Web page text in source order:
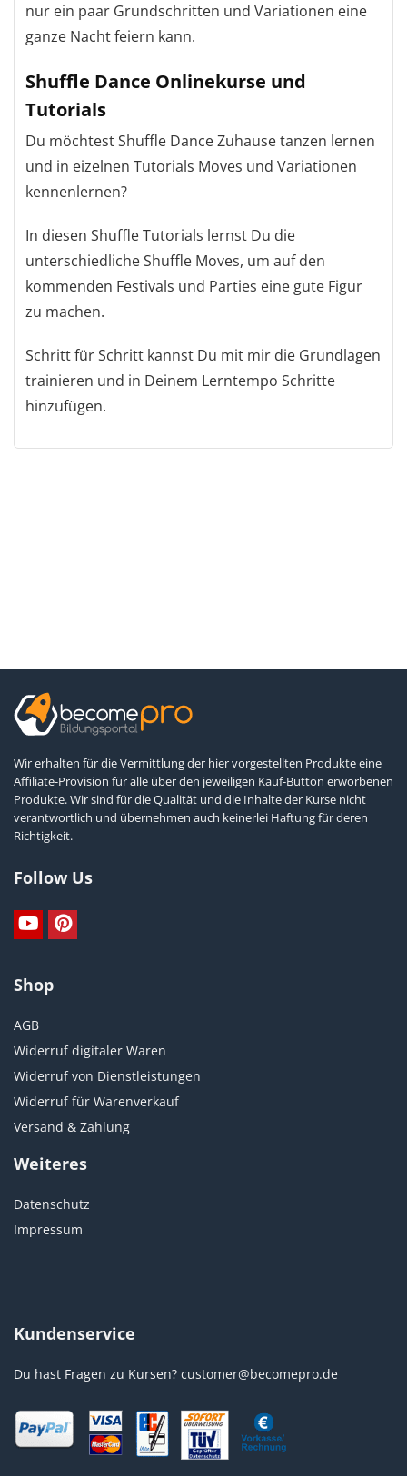
nur ein paar Grundschritten und Variationen eine
ganze Nacht feiern kann.
Shuffle Dance Onlinekurse und
Tutorials
Du möchtest Shuffle Dance Zuhause tanzen lernen
und in eizelnen Tutorials Moves und Variationen
kennenlernen?
In diesen Shuffle Tutorials lernst Du die
unterschiedliche Shuffle Moves, um auf den
kommenden Festivals und Parties eine gute Figur
zu machen.
Schritt für Schritt kannst Du mit mir die Grundlagen
trainieren und in Deinem Lerntempo Schritte
hinzufügen.
Wir erhalten für die Vermittlung der hier vorgestellten Produkte eine
Affiliate-Provision für alle über den jeweiligen Kauf-Button erworbenen
Produkte. Wir sind für die Qualität und die Inhalte der Kurse nicht
verantwortlich und übernehmen auch keinerlei Haftung für deren
Richtigkeit.
Follow Us
Shop
AGB
Widerruf digitaler Waren
Widerruf von Dienstleistungen
Widerruf für Warenverkauf
Versand & Zahlung
Weiteres
Datenschutz
Impressum
Kundenservice
Du hast Fragen zu Kursen? customer@becomepro.de